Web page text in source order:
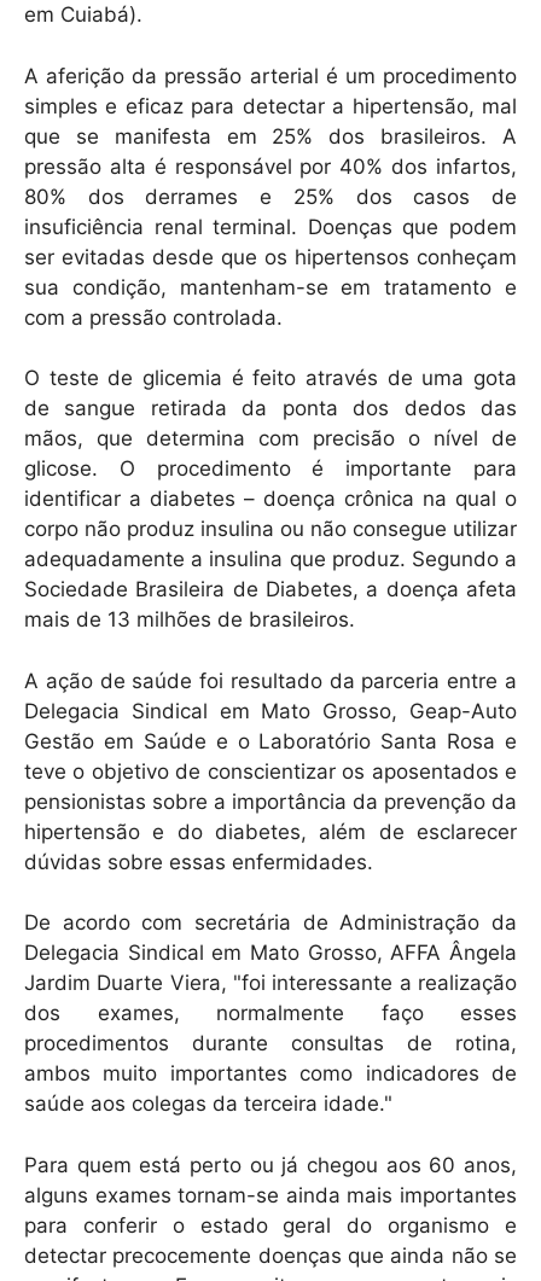
em Cuiabá).
A aferição da pressão arterial é um procedimento
simples e eficaz para detectar a hipertensão, mal
que se manifesta em 25% dos brasileiros. A
pressão alta é responsável por 40% dos infartos,
80% dos derrames e 25% dos casos de
insuficiência renal terminal. Doenças que podem
ser evitadas desde que os hipertensos conheçam
sua condição, mantenham-se em tratamento e
com a pressão controlada.
O teste de glicemia é feito através de uma gota
de sangue retirada da ponta dos dedos das
mãos, que determina com precisão o nível de
glicose. O procedimento é importante para
identificar a diabetes – doença crônica na qual o
corpo não produz insulina ou não consegue utilizar
adequadamente a insulina que produz. Segundo a
Sociedade Brasileira de Diabetes, a doença afeta
mais de 13 milhões de brasileiros.
A ação de saúde foi resultado da parceria entre a
Delegacia Sindical em Mato Grosso, Geap-Auto
Gestão em Saúde e o Laboratório Santa Rosa e
teve o objetivo de conscientizar os aposentados e
pensionistas sobre a importância da prevenção da
hipertensão e do diabetes, além de esclarecer
dúvidas sobre essas enfermidades.
De acordo com secretária de Administração da
Delegacia Sindical em Mato Grosso, AFFA Ângela
Jardim Duarte Viera, "foi interessante a realização
dos exames, normalmente faço esses
procedimentos durante consultas de rotina,
ambos muito importantes como indicadores de
saúde aos colegas da terceira idade."
Para quem está perto ou já chegou aos 60 anos,
alguns exames tornam-se ainda mais importantes
para conferir o estado geral do organismo e
detectar precocemente doenças que ainda não se